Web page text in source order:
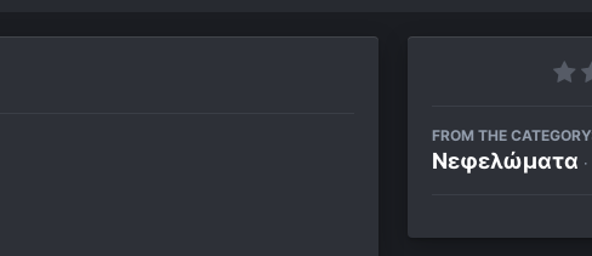
FROM THE
Νεφελώματα